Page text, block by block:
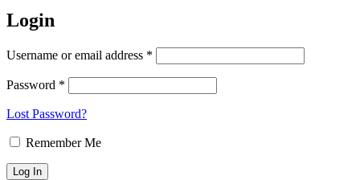
Login
Username or email address *
Password *
Lost Password?
Remember Me